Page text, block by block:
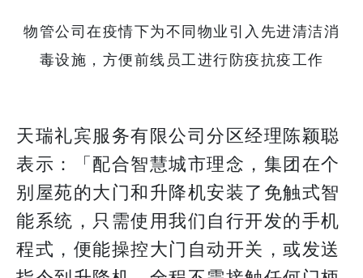
物管公司在疫情下为不同物业引入先进清洁消
毒设施，方便前线员工进行防疫抗疫工作
天瑞礼宾服务有限公司分区经理陈颖聪
表示：「配合智慧城市理念，集团在个
别屋苑的大门和升降机安装了免触式智
能系统，只需使用我们自行开发的手机
程式，便能操控大门自动开关，或发送